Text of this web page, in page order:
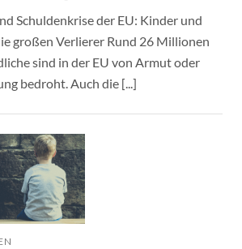
Schuldenkrise der EU: Kinder und
großen Verlierer Rund 26 Millionen
sind in der EU von Armut oder
bedroht. Auch die [...]